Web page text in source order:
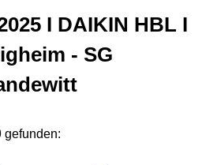
I DAIKIN HBL I
- SG
gefunden: